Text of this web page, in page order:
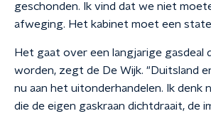
geschonden. Ik vind dat we niet
afweging. Het kabinet moet een
Het gaat over een langjarige gasdeal
worden, zegt de De Wijk. "Duitsland
nu aan het uitonderhandelen. Ik denk
die de eigen gaskraan dichtdraait, de